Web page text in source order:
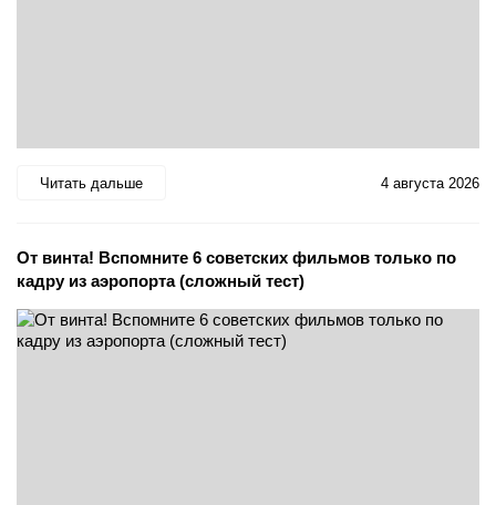
Читать дальше 4 августа 2026
От винта! Вспомните 6 советских фильмов только по
кадру из аэропорта (сложный тест)